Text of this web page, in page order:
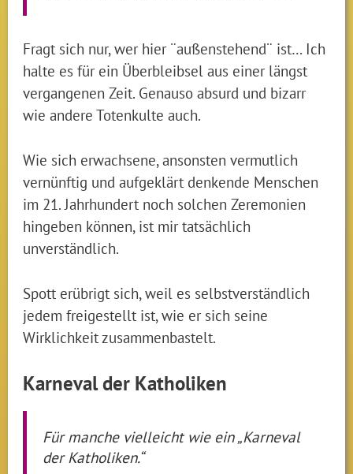
Fragt sich nur, wer hier ¨außenstehend¨ ist… Ich
halte es für ein Überbleibsel aus einer längst
vergangenen Zeit. Genauso absurd und bizarr
wie andere Totenkulte auch.
Wie sich erwachsene, ansonsten vermutlich
vernünftig und aufgeklärt denkende Menschen
im 21. Jahrhundert noch solchen Zeremonien
hingeben können, ist mir tatsächlich
unverständlich.
Spott erübrigt sich, weil es selbstverständlich
jedem freigestellt ist, wie er sich seine
Wirklichkeit zusammenbastelt.
Karneval der Katholiken
Für manche vielleicht wie ein „Karneval
der Katholiken.“